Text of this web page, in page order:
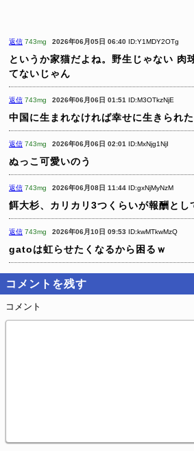
返信 743mg 2026年06月05日 06:40 ID:Y1MDY2OTg
というか家猫だよね。野生じゃない 肉
てないじゃん
返信 743mg 2026年06月06日 01:51 ID:M3OTkzNjE
中国に生まれなければ幸せに生きられ
返信 743mg 2026年06月06日 02:01 ID:MxNjg1NjI
ぬっこ可愛いのう
返信 743mg 2026年06月08日 11:44 ID:gxNjMyNzM
餌大杉、カリカリ3つくらいが報酬とし
返信 743mg 2026年06月10日 09:53 ID:kwMTkwMzQ
gatoは虹らせたくなるから困るｗ
コメントを残す
コメント